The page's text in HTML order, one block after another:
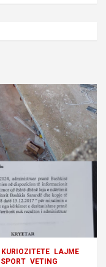
KURIOZITETE
LAJME
SPORT VETING